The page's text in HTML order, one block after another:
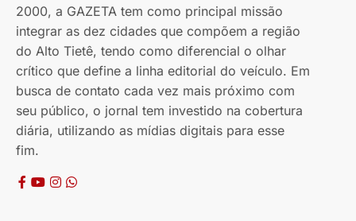
2000, a GAZETA tem como principal missão
integrar as dez cidades que compõem a região
do Alto Tietê, tendo como diferencial o olhar
crítico que define a linha editorial do veículo. Em
busca de contato cada vez mais próximo com
seu público, o jornal tem investido na cobertura
diária, utilizando as mídias digitais para esse
fim.